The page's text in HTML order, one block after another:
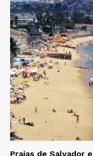
Praias de Salvador